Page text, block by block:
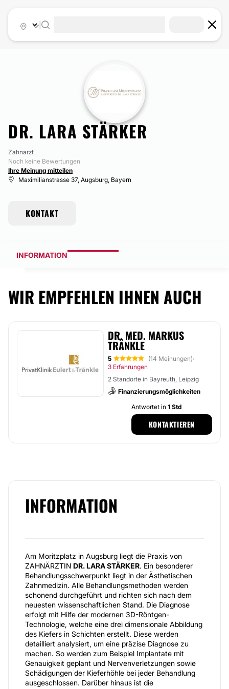
DR. LARA STÄRKER
Zahnarzt
Noch keine Bewertungen
Ihre Meinung mitteilen
Maximilianstrasse 37, Augsburg, Bayern
KONTAKT
INFORMATION
WIR EMPFEHLEN IHNEN AUCH
DR. MED. MARKUS
TRÄNKLE
5 (14 Meinungen)·
3 Erfahrungen
2 Standorte in Bayreuth, Leipzig
Finanzierungsmöglichkeiten
Antwortet in 1 Std
KONTAKTIEREN
INFORMATION
Am Moritzplatz in Augsburg liegt die Praxis von
ZAHNÄRZTIN DR. LARA STÄRKER. Ein besonderer
Behandlungsschwerpunkt liegt in der Ästhetischen
Zahnmedizin. Alle Behandlungsmethoden werden
schonend durchgeführt und richten sich nach dem
neuesten wissenschaftlichen Stand. Die Diagnose
erfolgt mit Hilfe der modernen 3D-Röntgen-
Technologie, welche eine drei dimensionale Abbildung
des Kiefers in Schichten erstellt. Diese werden
detailliert analysiert, um eine präzise Diagnose zu
machen. So werden zum Beispiel Implantate mit
Genauigkeit geplant und Nervenverletzungen sowie
Schädigungen der Kieferhöhle bei jeder Behandlung
ausgeschlossen. Darüber hinaus ist die